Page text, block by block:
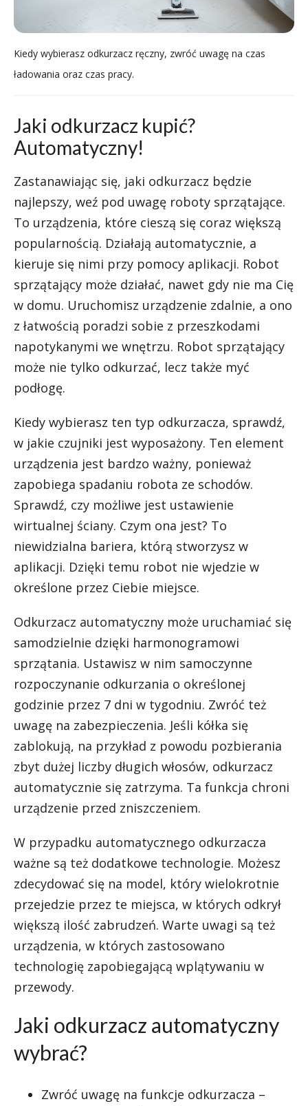
Kiedy wybierasz odkurzacz ręczny, zwróć uwagę na czas
ładowania oraz czas pracy.
Jaki odkurzacz kupić?
Automatyczny!
Zastanawiając się, jaki odkurzacz będzie
najlepszy, weź pod uwagę roboty sprzątające.
To urządzenia, które cieszą się coraz większą
popularnością. Działają automatycznie, a
kieruje się nimi przy pomocy aplikacji. Robot
sprzątający może działać, nawet gdy nie ma Cię
w domu. Uruchomisz urządzenie zdalnie, a ono
z łatwością poradzi sobie z przeszkodami
napotykanymi we wnętrzu. Robot sprzątający
może nie tylko odkurzać, lecz także myć
podłogę.
Kiedy wybierasz ten typ odkurzacza, sprawdź,
w jakie czujniki jest wyposażony. Ten element
urządzenia jest bardzo ważny, ponieważ
zapobiega spadaniu robota ze schodów.
Sprawdź, czy możliwe jest ustawienie
wirtualnej ściany. Czym ona jest? To
niewidzialna bariera, którą stworzysz w
aplikacji. Dzięki temu robot nie wjedzie w
określone przez Ciebie miejsce.
Odkurzacz automatyczny może uruchamiać się
samodzielnie dzięki harmonogramowi
sprzątania. Ustawisz w nim samoczynne
rozpoczynanie odkurzania o określonej
godzinie przez 7 dni w tygodniu. Zwróć też
uwagę na zabezpieczenia. Jeśli kółka się
zablokują, na przykład z powodu pozbierania
zbyt dużej liczby długich włosów, odkurzacz
automatycznie się zatrzyma. Ta funkcja chroni
urządzenie przed zniszczeniem.
W przypadku automatycznego odkurzacza
ważne są też dodatkowe technologie. Możesz
zdecydować się na model, który wielokrotnie
przejedzie przez te miejsca, w których odkrył
większą ilość zabrudzeń. Warte uwagi są też
urządzenia, w których zastosowano
technologię zapobiegającą wplątywaniu w
przewody.
Jaki odkurzacz automatyczny
wybrać?
Zwróć uwagę na funkcje odkurzacza –